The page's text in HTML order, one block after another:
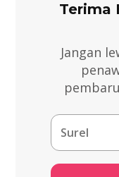
Terima
Jangan